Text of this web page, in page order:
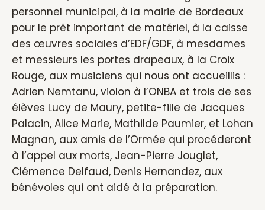
personnel municipal, à la mairie de Bordeaux
pour le prêt important de matériel, à la caisse
des œuvres sociales d’EDF/GDF, à mesdames
et messieurs les portes drapeaux, à la Croix
Rouge, aux musiciens qui nous ont accueillis :
Adrien Nemtanu, violon à l’ONBA et trois de ses
élèves Lucy de Maury, petite-fille de Jacques
Palacin, Alice Marie, Mathilde Paumier, et Lohan
Magnan, aux amis de l’Ormée qui procéderont
à l’appel aux morts, Jean-Pierre Jouglet,
Clémence Delfaud, Denis Hernandez, aux
bénévoles qui ont aidé à la préparation.